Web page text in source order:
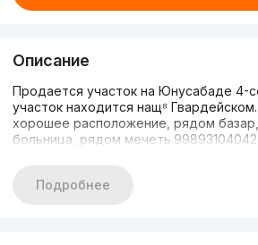
Описание
Продается участок на Юнусабаде 4-
участок находится нащ⁸
хорошее расположение, рядом
больница, рядом
Подробнее